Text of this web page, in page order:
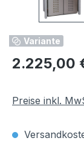
Variante
Regulärer
2.225,00
Preise inkl.